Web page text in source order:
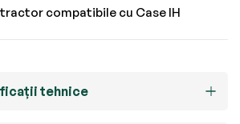
tractor compatibile cu Case IH
tehnice